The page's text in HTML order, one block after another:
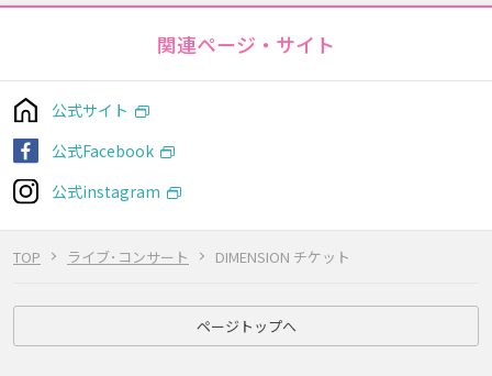
TOP ライブ･コンサート DIMENSION チケット
関連ページ・サイト
公式サイト
公式Facebook
公式instagram
ページトップへ